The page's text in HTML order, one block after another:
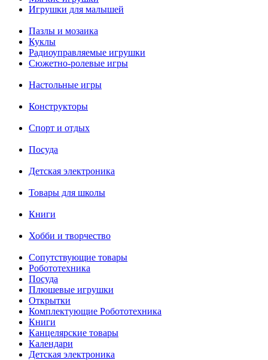
Игрушки для малышей
Пазлы и мозаика
Куклы
Радиоуправляемые игрушки
Сюжетно-ролевые игры
Настольные игры
Конструкторы
Спорт и отдых
Посуда
Детская электроника
Товары для школы
Книги
Хобби и творчество
Сопутствующие товары
Робототехника
Посуда
Плюшевые игрушки
Открытки
Комплектующие Робототехника
Книги
Канцелярские товары
Календари
Детская электроника